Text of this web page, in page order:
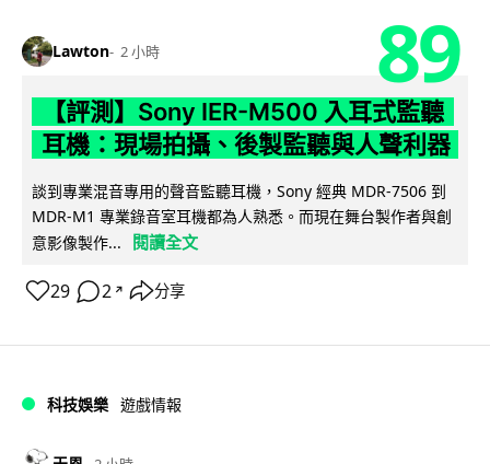
Lawton 2 小時 89
【評測】Sony IER-M500 入耳式監聽
耳機：現場拍攝、後製監聽與人聲利器
談到專業混音專用的聲音監聽耳機，Sony 經典 MDR-7506 到
MDR-M1 專業錄音室耳機都為人熟悉。而現在舞台製作者與創
意影像製作...
閱讀全文
29 2 ↗ 分享
科技娛樂 遊戲情報